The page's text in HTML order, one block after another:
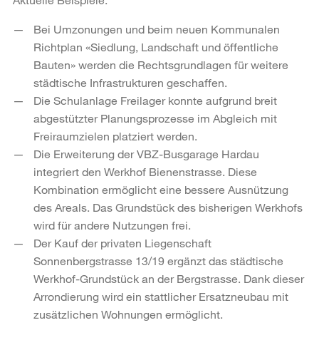
Bei Umzonungen und beim neuen Kommunalen
Richtplan «Siedlung, Landschaft und öffentliche
Bauten» werden die Rechtsgrundlagen für weitere
städtische Infrastrukturen geschaffen.
Die Schulanlage Freilager konnte aufgrund breit
abgestützter Planungsprozesse im Abgleich mit
Freiraumzielen platziert werden.
Die Erweiterung der VBZ-Busgarage Hardau
integriert den Werkhof Bienenstrasse. Diese
Kombination ermöglicht eine bessere Ausnützung
des Areals. Das Grundstück des bisherigen Werkhofs
wird für andere Nutzungen frei.
Der Kauf der privaten Liegenschaft
Sonnenbergstrasse 13/19 ergänzt das städtische
Werkhof-Grundstück an der Bergstrasse. Dank dieser
Arrondierung wird ein stattlicher Ersatzneubau mit
zusätzlichen Wohnungen ermöglicht.